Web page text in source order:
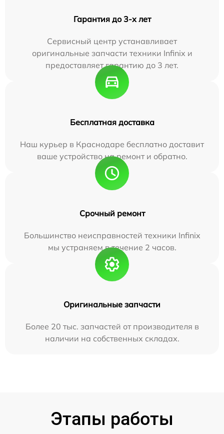
Гарантия до 3-х лет
Сервисный центр устанавливает
оригинальные запчасти техники Infinix и
предоставляет гарантию до 3 лет.
Бесплатная доставка
Наш курьер в Краснодаре бесплатно доставит
ваше устройство на ремонт и обратно.
Срочный ремонт
Большинство неисправностей техники Infinix
мы устраняем в течение 2 часов.
Оригинальные запчасти
Более 20 тыс. запчастей от производителя в
наличии на собственных складах.
Этапы работы